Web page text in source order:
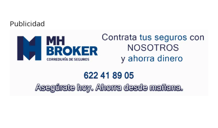
Publicidad